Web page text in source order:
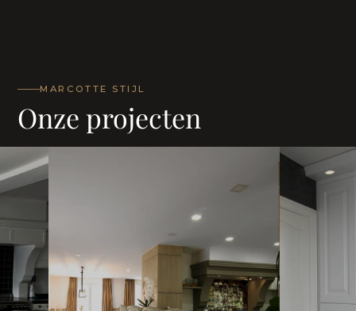
MARCOTTE STIJL
Onze projecten